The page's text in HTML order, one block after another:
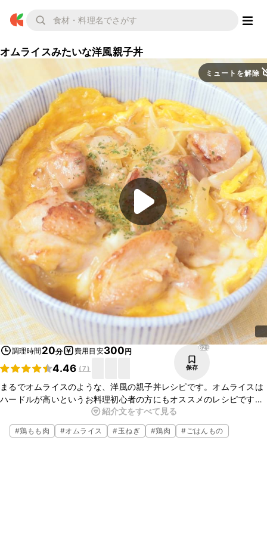
オムライスみたいな洋風親子丼
ミュートを解除
調理時間 20分 費用目安300円
4.46 (7)
629
保存
まるでオムライスのような、洋風の親子丼レシピです。オムライスは
ハードルが高いというお料理初心者の方にもオススメのレシピです。
きれいに作ることができなくても大丈夫です。バターのコクととろと
ろの卵、ケチャップライスのおいしさがお口の中で広がりますよ。
紹介文をすべて見る
#鶏もも肉 #オムライス #玉ねぎ #鶏肉 #ごはんもの